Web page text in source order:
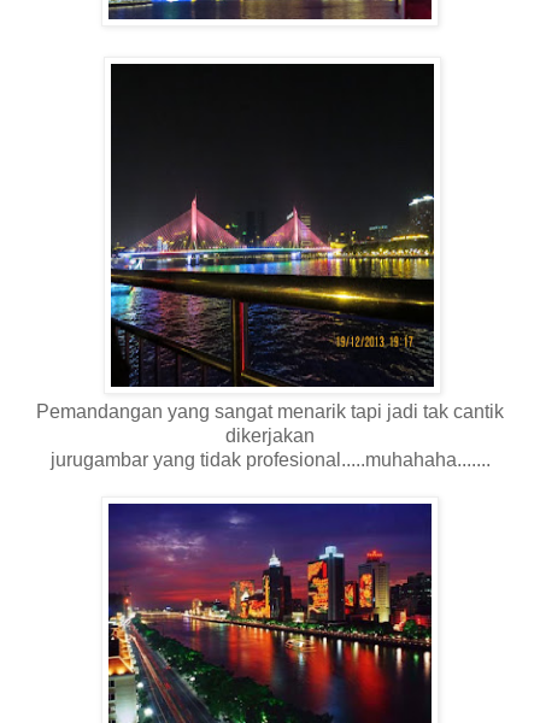
Pemandangan yang sangat menarik tapi jadi tak cantik
dikerjakan
jurugambar yang tidak profesional.....muhahaha.......